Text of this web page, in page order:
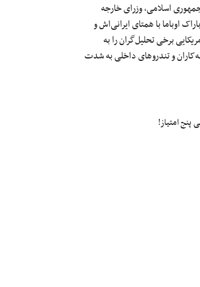
اسلامی، وزرای خارجه
اوباما با همتای ایرانی‌اش و
برخی تحلیل‌گران را به
و تندروهای داخلی به شدت
پنج امتیاز!